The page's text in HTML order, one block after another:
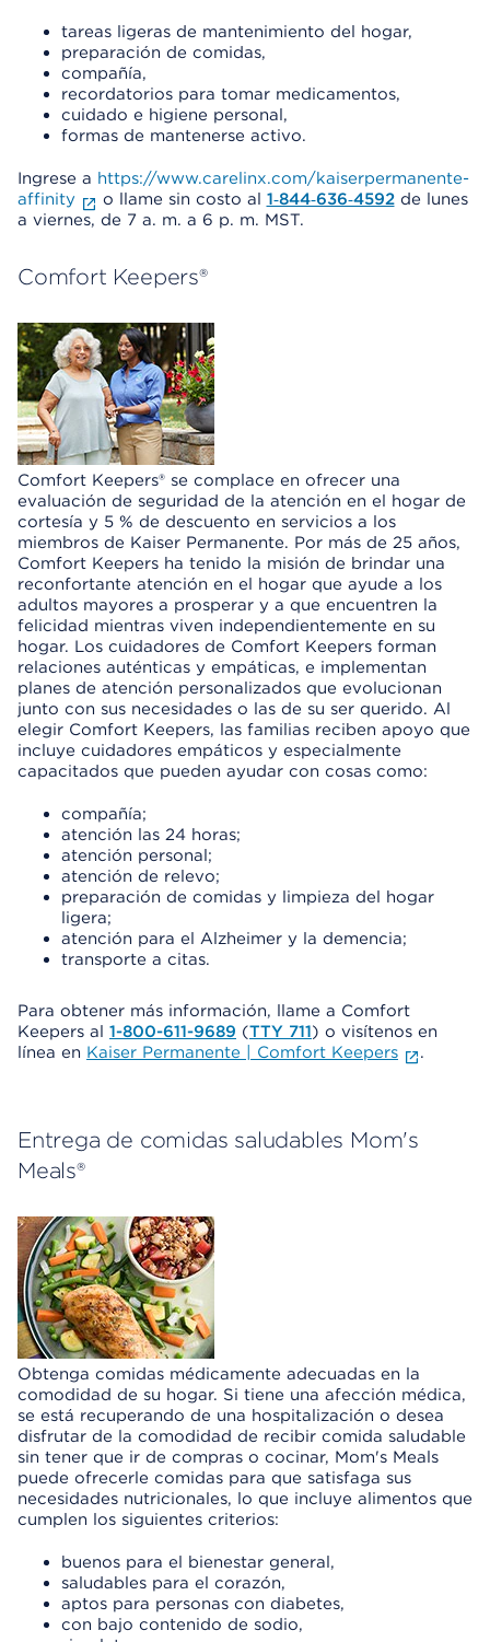
tareas ligeras de mantenimiento del hogar,
preparación de comidas,
compañía,
recordatorios para tomar medicamentos,
cuidado e higiene personal,
formas de mantenerse activo.
Ingrese a https://www.carelinx.com/kaiserpermanente-
affinity
o llame sin costo al 1‑844‑636‑4592de lunes
a viernes, de 7 a. m. a 6 p. m. MST.
Comfort Keepers®
Comfort Keepers® se complace en ofrecer una
evaluación de seguridad de la atención en el hogar de
cortesía y 5 % de descuento en servicios a los
miembros de Kaiser Permanente. Por más de 25 años,
Comfort Keepers ha tenido la misión de brindar una
reconfortante atención en el hogar que ayude a los
adultos mayores a prosperar y a que encuentren la
felicidad mientras viven independientemente en su
hogar. Los cuidadores de Comfort Keepers forman
relaciones auténticas y empáticas, e implementan
planes de atención personalizados que evolucionan
junto con sus necesidades o las de su ser querido. Al
elegir Comfort Keepers, las familias reciben apoyo que
incluye cuidadores empáticos y especialmente
capacitados que pueden ayudar con cosas como:
compañía;
atención las 24 horas;
atención personal;
atención de relevo;
preparación de comidas y limpieza del hogar
ligera;
atención para el Alzheimer y la demencia;
transporte a citas.
Para obtener más información, llame a Comfort
Keepers al 1-800-611-9689 (TTY 711) o visítenos en
línea en Kaiser Permanente | Comfort Keepers .
Entrega de comidas saludables Mom's
Meals®
Obtenga comidas médicamente adecuadas en la
comodidad de su hogar. Si tiene una afección médica,
se está recuperando de una hospitalización o desea
disfrutar de la comodidad de recibir comida saludable
sin tener que ir de compras o cocinar, Mom's Meals
puede ofrecerle comidas para que satisfaga sus
necesidades nutricionales, lo que incluye alimentos que
cumplen los siguientes criterios:
buenos para el bienestar general,
saludables para el corazón,
aptos para personas con diabetes,
con bajo contenido de sodio,